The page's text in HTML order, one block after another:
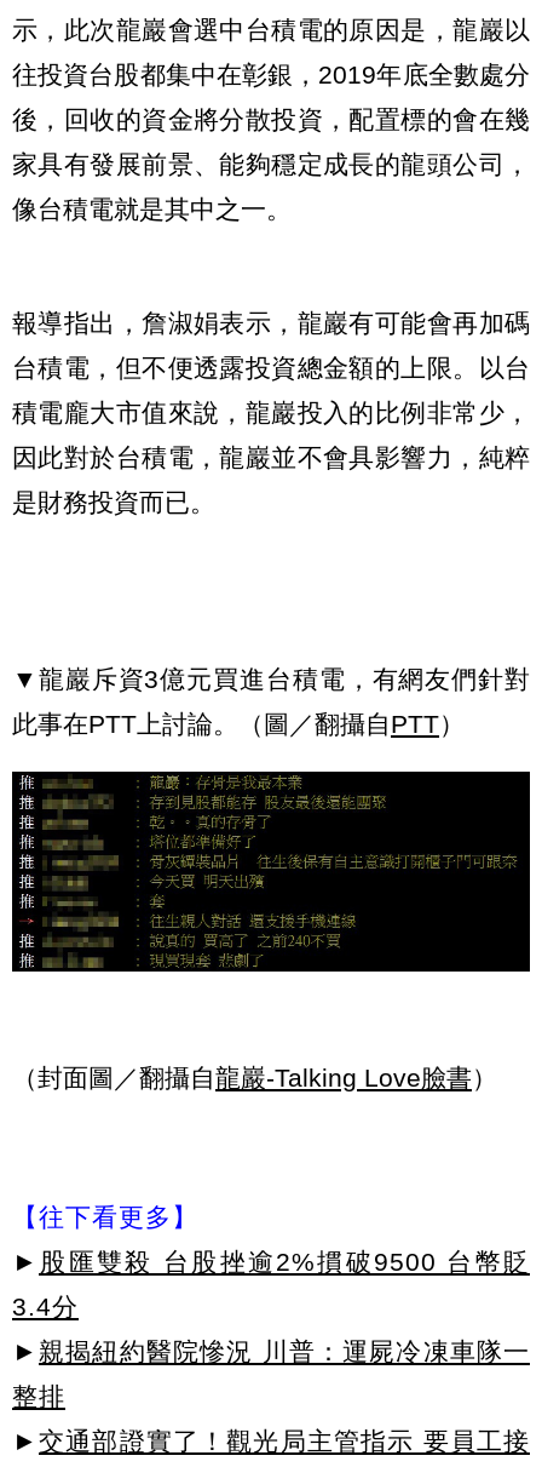
示，此次龍巖會選中台積電的原因是，龍巖以
往投資台股都集中在彰銀，2019年底全數處分
後，回收的資金將分散投資，配置標的會在幾
家具有發展前景、能夠穩定成長的龍頭公司，
像台積電就是其中之一。
報導指出，詹淑娟表示，龍巖有可能會再加碼
台積電，但不便透露投資總金額的上限。以台
積電龐大市值來說，龍巖投入的比例非常少，
因此對於台積電，龍巖並不會具影響力，純粹
是財務投資而已。
▼龍巖斥資3億元買進台積電，有網友們針對
此事在PTT上討論。（圖／翻攝自PTT）
（封面圖／翻攝自龍巖-Talking Love臉書）
【往下看更多】
► 股匯雙殺 台股挫逾2%摜破9500 台幣貶
3.4分
► 親揭紐約醫院慘況 川普：運屍冷凍車隊一
整排
► 交通部證實了！觀光局主管指示 要員工接